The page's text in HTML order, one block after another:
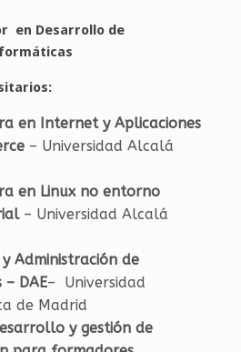
en Desarrollo de
en Internet y Aplicaciones
– Universidad Alcalá
en Linux no entorno
– Universidad Alcalá
y Administración de
– DAE– Universidad
de Madrid
y gestión de